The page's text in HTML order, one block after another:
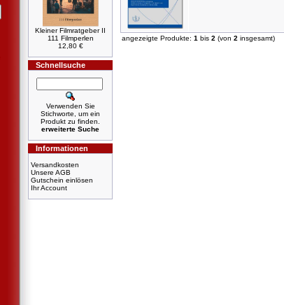
Kleiner Filmratgeber II
111 Filmperlen
12,80 €
Schnellsuche
Verwenden Sie
Stichworte, um ein
Produkt zu finden.
erweiterte Suche
Informationen
Versandkosten
Unsere AGB
Gutschein einlösen
Ihr Account
angezeigte Produkte: 1 bis 2 (von 2 insgesamt)